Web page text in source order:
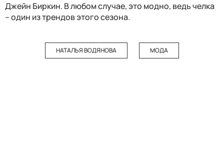
Джейн Биркин. В любом случае, это модно, ведь челка
– один из трендов этого сезона.
НАТАЛЬЯ ВОДЯНОВА МОДА